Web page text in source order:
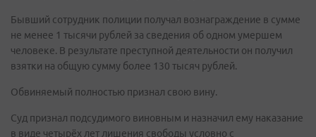
Бывший сотрудник полиции получал вознаграждение в сумме
не менее 1 тысячи рублей за сведения об одном умершем
человеке. В результате преступной деятельности он получил
взятки на общую сумму более 130 тысяч рублей.
Обвиняемый полностью признал свою вину.
Суд признал подсудимого виновным и назначил ему наказание
в виде четырёх лет лишения свободы условно с